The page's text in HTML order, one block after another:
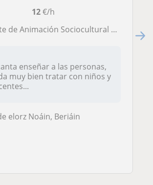
12€/h
y Turística a la que se le daba muy bien la lengua castellana y la literatura, e inglés.
enseñar a las personas,
muy bien tratar con niños y
elorz Noáin, Beriáin